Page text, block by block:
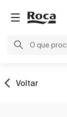
Voltar